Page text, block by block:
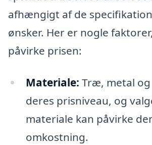
afhængigt af de
ønsker. Her er nogle
påvirke prisen:
Materiale: Træ, metal
deres prisniveau, og
materiale kan påvirke
omkostning.